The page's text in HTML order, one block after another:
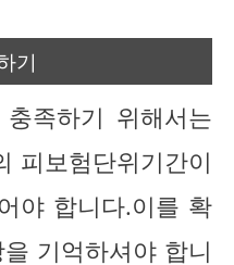
기
족하기 위해서는
피보험단위기간이
야 합니다.이를 확
기억하셔야 합니